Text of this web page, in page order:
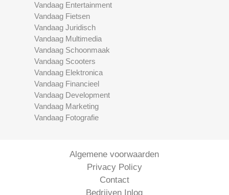
Vandaag Entertainment
Vandaag Fietsen
Vandaag Juridisch
Vandaag Multimedia
Vandaag Schoonmaak
Vandaag Scooters
Vandaag Elektronica
Vandaag Financieel
Vandaag Development
Vandaag Marketing
Vandaag Fotografie
Algemene voorwaarden
Privacy Policy
Contact
Bedrijven Inlog